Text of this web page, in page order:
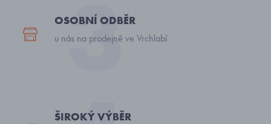
OSOBNÍ ODBĚR
u nás na prodejně ve Vrchlabí
ŠIROKÝ VÝBĚR